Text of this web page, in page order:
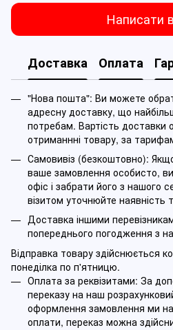
Написати
Доставка Оплата
"Нова пошта": Ви можете
адресну доставку, що
потребам. Вартість доставки
отриманнні товару, за
Самовивіз (безкоштовно):
ваше замовлення особисто,
офіс і забрати його з нашого
візитом уточнюйте наявність
Доставка іншими
попереднього погодження з
Відправка товару здійснюється
понеділка по п'ятницю.
Оплата за реквізитами: За
переказу на наш
оформлення замовлення ми
оплати, переказ можна